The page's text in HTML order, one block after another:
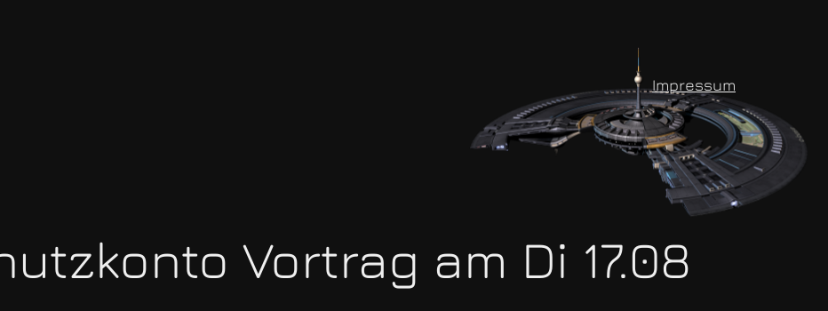
Impressum
Vortrag am Di 17.08